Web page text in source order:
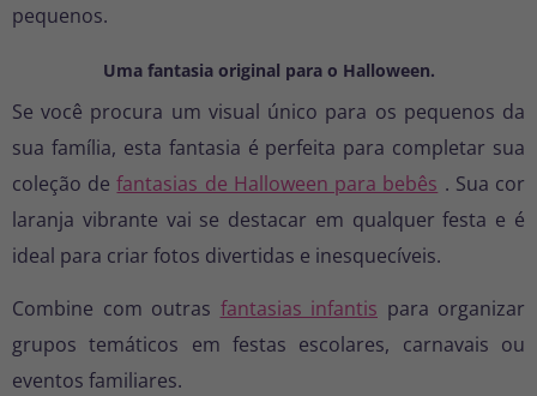
pequenos.
Uma fantasia original para o Halloween.
Se você procura um visual único para os pequenos da
sua família, esta fantasia é perfeita para completar sua
coleção defantasias de Halloween para bebês . Sua cor
laranja vibrante vai se destacar em qualquer festa e é
ideal para criar fotos divertidas e inesquecíveis.
Combine com outras fantasias infantis para organizar
grupos temáticos em festas escolares, carnavais ou
eventos familiares.